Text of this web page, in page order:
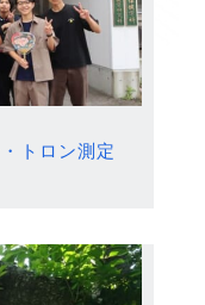
トロン測定